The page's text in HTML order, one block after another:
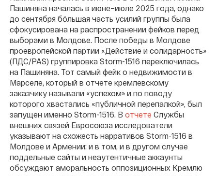
Пашиняна началась в июне–июле 2025 года, однако
до сентября бóльшая часть усилий группы была
сфокусирована на распространении фейков перед
выборами в Молдове. После победы в Молдове
проевропейской партии «Действие и солидарность»
(ПДС/PAS) группировка Storm-1516 переключилась
на Пашиняна. Тот самый фейк о недвижимости в
Марселе, который в отчете кремлевскому
заказчику называли «успехом» и по поводу
которого хвастались «публичной перепалкой», был
запущен именно Storm-1516. В отчете Службы
внешних связей Евросоюза исследователи
указывают на схожесть нарративов Storm-1516 в
Молдове и Армении: и в том, и в другом случае
поддельные сайты и неаутентичные аккаунты
обсуждают аморальность оппозиционных Кремлю